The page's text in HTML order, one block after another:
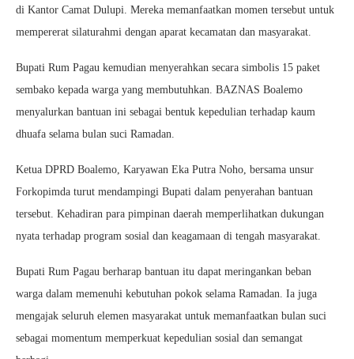
di Kantor Camat Dulupi. Mereka memanfaatkan momen tersebut untuk
mempererat silaturahmi dengan aparat kecamatan dan masyarakat.
Bupati Rum Pagau kemudian menyerahkan secara simbolis 15 paket
sembako kepada warga yang membutuhkan. BAZNAS Boalemo
menyalurkan bantuan ini sebagai bentuk kepedulian terhadap kaum
dhuafa selama bulan suci Ramadan.
Ketua DPRD Boalemo, Karyawan Eka Putra Noho, bersama unsur
Forkopimda turut mendampingi Bupati dalam penyerahan bantuan
tersebut. Kehadiran para pimpinan daerah memperlihatkan dukungan
nyata terhadap program sosial dan keagamaan di tengah masyarakat.
Bupati Rum Pagau berharap bantuan itu dapat meringankan beban
warga dalam memenuhi kebutuhan pokok selama Ramadan. Ia juga
mengajak seluruh elemen masyarakat untuk memanfaatkan bulan suci
sebagai momentum memperkuat kepedulian sosial dan semangat